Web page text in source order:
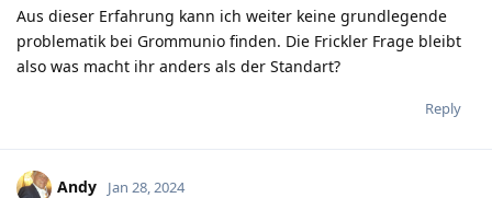
Aus dieser Erfahrung kann ich weiter keine grundlegende
problematik bei Grommunio finden. Die Frickler Frage bleibt
also was macht ihr anders als der Standart?
Reply
Andy Jan 28, 2024